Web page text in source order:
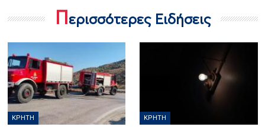
Περισσότερες Ειδήσεις
ΚΡΉΤΗ ΚΡΉΤΗ